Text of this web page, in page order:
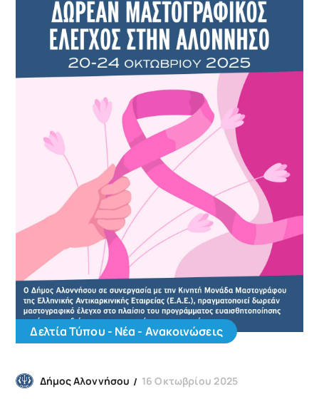
Δελτία Τύπου - Νέα - Ανακοινώσεις
Δήμος Αλοννήσου 16 Οκτωβρίου 2025